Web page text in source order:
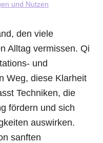
und Nutzen
den viele
Alltag vermissen. Qi
und
Weg, diese Klarheit
Techniken, die
fördern und sich
auswirken.
sanften